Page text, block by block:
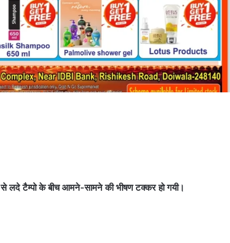
लदे टैम्पो के बीच आमने-सामने की भीषण टक्कर हो गयी।